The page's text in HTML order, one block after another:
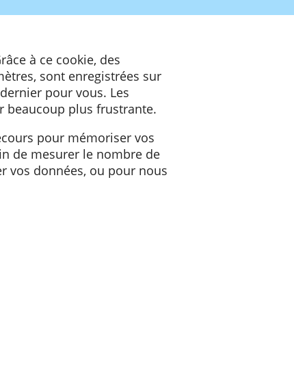
Grâce à ce cookie, des
paramètres, sont enregistrées sur
de ce dernier pour vous. Les
s'avérer beaucoup plus frustrante.
y avons recours pour mémoriser vos
de protéger vos données, ou pour nous